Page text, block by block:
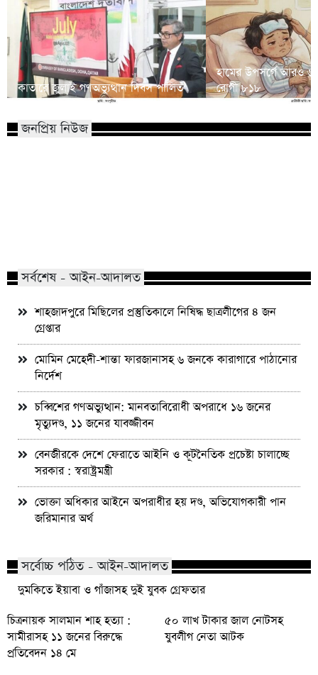
কাতারে জুলাই গণঅভ্যুত্থান দিবস পালিত
হামের উপসর্গে আরও
রোগী ৮১৮
জনপ্রিয় নিউজ
সর্বশেষ - আইন-আদালত
শাহজাদপুরে মিছিলের প্রস্তুতিকালে নিষিদ্ধ ছাত্রলীগের ৪ জন
গ্রেপ্তার
মোমিন মেহেদী-শান্তা ফারজানাসহ ৬ জনকে কারাগারে পাঠানোর
নির্দেশ
চব্বিশের গণঅভ্যুত্থান: মানবতাবিরোধী অপরাধে ১৬ জনের
মৃত্যুদণ্ড, ১১ জনের যাবজ্জীবন
বেনজীরকে দেশে ফেরাতে আইনি ও কূটনৈতিক প্রচেষ্টা চালাচ্ছে
সরকার : স্বরাষ্ট্রমন্ত্রী
ভোক্তা অধিকার আইনে অপরাধীর হয় দণ্ড, অভিযোগকারী পান
জরিমানার অর্থ
সর্বোচ্চ পঠিত - আইন-আদালত
দুমকিতে ইয়াবা ও গাঁজাসহ দুই যুবক গ্রেফতার
চিত্রনায়ক সালমান শাহ হত্যা :
সামীরাসহ ১১ জনের বিরুদ্ধে
প্রতিবেদন ১৪ মে
৫০ লাখ টাকার জাল নোটসহ
যুবলীগ নেতা আটক